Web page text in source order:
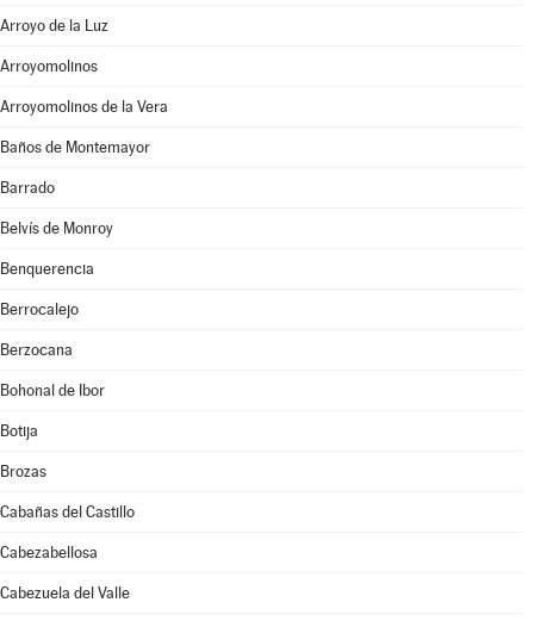
Arroyo de la Luz
Arroyomolinos
Arroyomolinos de la Vera
Baños de Montemayor
Barrado
Belvís de Monroy
Benquerencia
Berrocalejo
Berzocana
Bohonal de Ibor
Botija
Brozas
Cabañas del Castillo
Cabezabellosa
Cabezuela del Valle